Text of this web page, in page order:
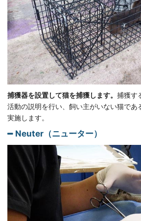
捕獲器を設置して猫を捕獲します。 捕獲す
活動の説明を行い、飼い主がいない猫であ
実施します。
Neuter（ニューター）